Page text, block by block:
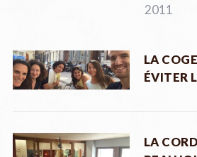
2011
LA
ÉVITER
LA